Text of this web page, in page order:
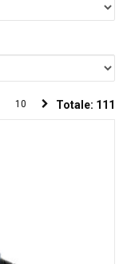
10 Totale: 111